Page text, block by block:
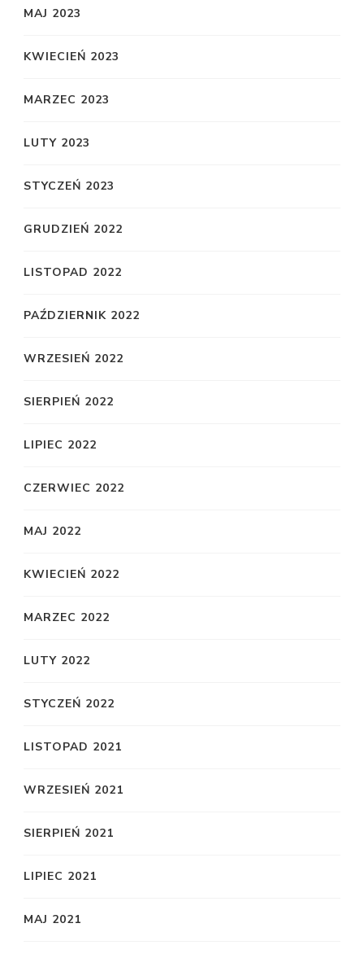
MAJ 2023
KWIECIEŃ 2023
MARZEC 2023
LUTY 2023
STYCZEŃ 2023
GRUDZIEŃ 2022
LISTOPAD 2022
PAŹDZIERNIK 2022
WRZESIEŃ 2022
SIERPIEŃ 2022
LIPIEC 2022
CZERWIEC 2022
MAJ 2022
KWIECIEŃ 2022
MARZEC 2022
LUTY 2022
STYCZEŃ 2022
LISTOPAD 2021
WRZESIEŃ 2021
SIERPIEŃ 2021
LIPIEC 2021
MAJ 2021